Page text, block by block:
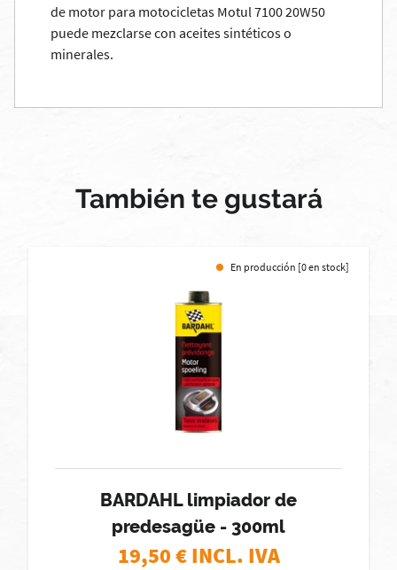
de motor para motocicletas Motul 7100 20W50
puede mezclarse con aceites sintéticos o
minerales.
También te gustará
En producción [0 en stock]
BARDAHL limpiador de
predesagüe - 300ml
19,50€ INCL. IVA